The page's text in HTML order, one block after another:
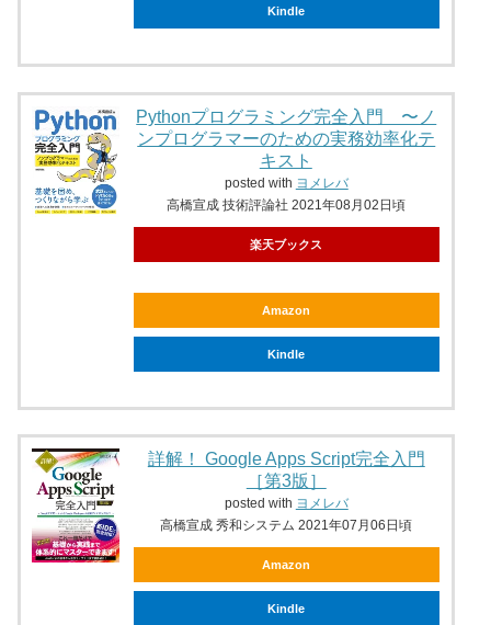
Kindle
Pythonプログラミング完全入門 〜ノ
ンプログラマーのための実務効率化テ
キスト
posted with ヨメレバ
高橋宣成 技術評論社 2021年08月02日頃
楽天ブックス
Amazon
Kindle
詳解！ Google Apps Script完全入門
［第3版］
posted with ヨメレバ
高橋宣成 秀和システム 2021年07月06日頃
Amazon
Kindle